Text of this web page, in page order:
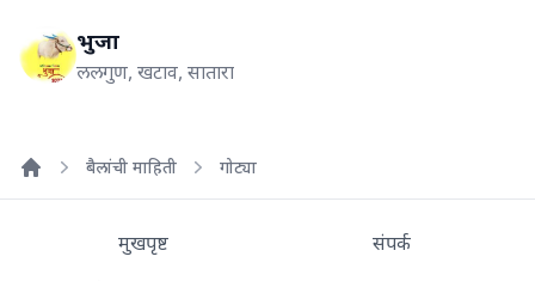
भुजा
ललगुण, खटाव, सातारा
बैलांची माहिती गोट्या
मुखपृष्ट
संपर्क